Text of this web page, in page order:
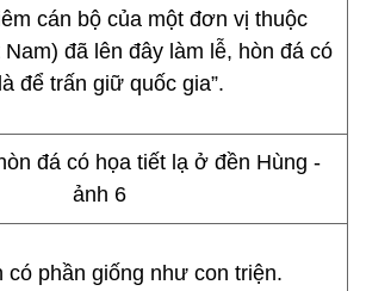
cán bộ của một đơn vị thuộc
đã lên đây làm lễ, hòn đá có
để trấn giữ quốc gia”.
có phần giống như con triện.